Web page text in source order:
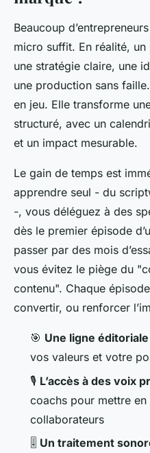
Beaucoup
micro suffit. En réalité,
une stratégie claire, une
une production sans
en jeu. Elle transforme
structuré, avec un
et un impact mesurable.
Le gain de temps est
apprendre seul - du
-, vous déléguez à des
dès le premier épisode
passer par des mois
vous évitez le piège du
contenu". Chaque
convertir, ou renforcer
🎯 Une ligne
vos valeurs et votre
🎙️ L’accès à des voix
coachs pour mettre
collaborateurs
🎚️ Un traitement